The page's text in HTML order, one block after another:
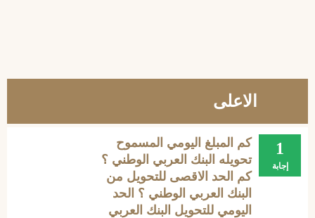
الاعلى
1
إجابة
كم المبلغ اليومي المسموح
تحويله البنك العربي الوطني ؟
كم الحد الاقصى للتحويل من
البنك العربي الوطني ؟ الحد
اليومي للتحويل البنك العربي